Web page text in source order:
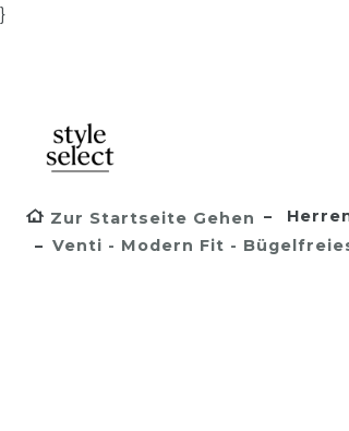
}
Zur Startseite Gehen
Venti - Modern Fit -